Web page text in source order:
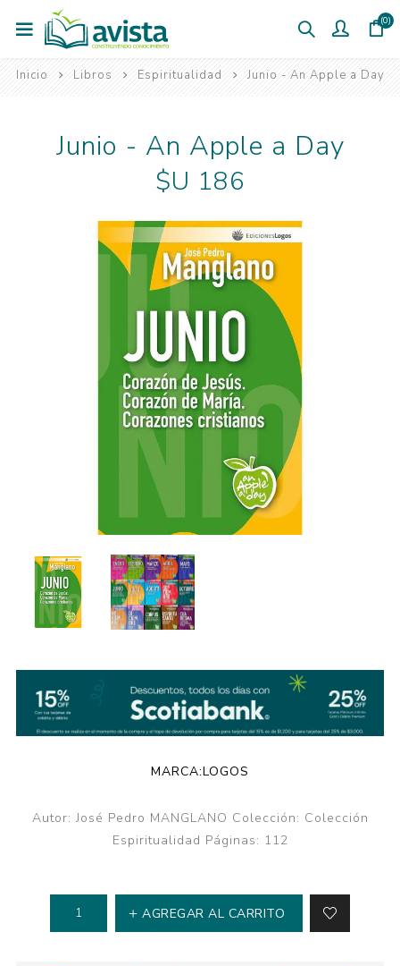
(0)
Inicio Libros Espiritualidad Junio - An Apple a Day
Junio - An Apple a Day
$U 186
MARCA:LOGOS
Autor: José Pedro MANGLANO Colección: Colección
Espiritualidad Páginas: 112
AGREGAR AL CARRITO